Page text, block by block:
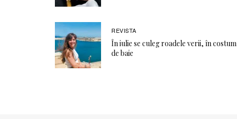
REVISTA
În iulie se culeg roadele verii, în costum
de baie